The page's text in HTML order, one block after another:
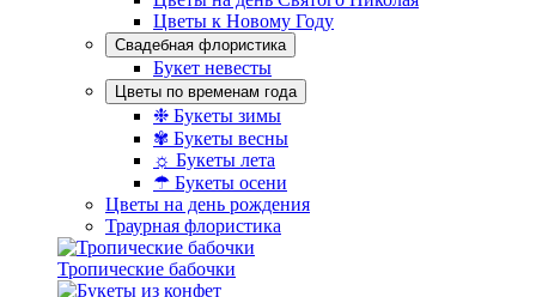
Цветы к Новому Году
Свадебная флористика
Букет невесты
Цветы по временам года
❉ Букеты зимы
✾ Букеты весны
☼ Букеты лета
☂ Букеты осени
Цветы на день рождения
Траурная флористика
Тропические бабочки